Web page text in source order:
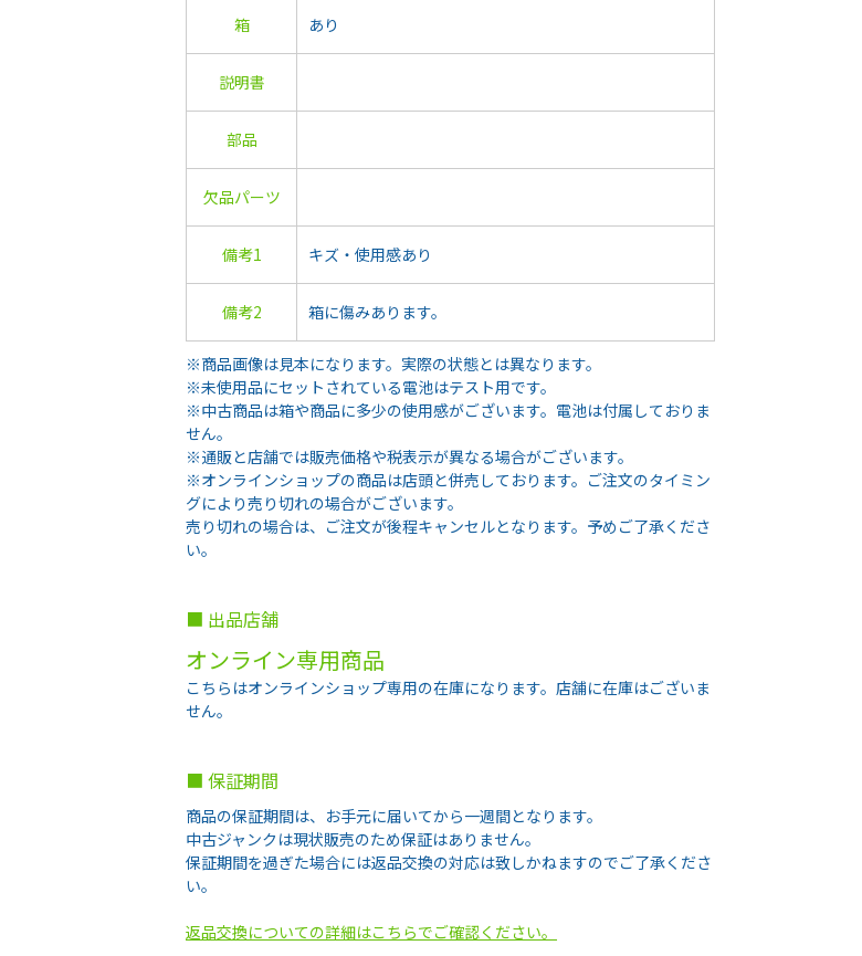
箱 あり
説明書
部品
欠品パーツ
備考1 キズ・使用感あり
備考2 箱に傷みあります。
※商品画像は見本になります。実際の状態とは異なります。
※未使用品にセットされている電池はテスト用です。
※中古商品は箱や商品に多少の使用感がございます。電池は付属しておりま
せん。
※通販と店舗では販売価格や税表示が異なる場合がございます。
※オンラインショップの商品は店頭と併売しております。ご注文のタイミン
グにより売り切れの場合がございます。
売り切れの場合は、ご注文が後程キャンセルとなります。予めご了承くださ
い。
■ 出品店舗
オンライン専用商品
こちらはオンラインショップ専用の在庫になります。店舗に在庫はございま
せん。
■ 保証期間
商品の保証期間は、お手元に届いてから一週間となります。
中古ジャンクは現状販売のため保証はありません。
保証期間を過ぎた場合には返品交換の対応は致しかねますのでご了承くださ
い。
返品交換についての詳細はこちらでご確認ください。